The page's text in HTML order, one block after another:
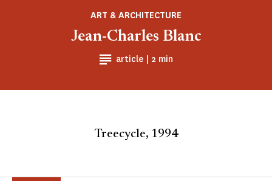
ART & ARCHITECTURE
article | Temps de Lecture
2 min
Jean-Charles Blanc
Treecycle, 1994